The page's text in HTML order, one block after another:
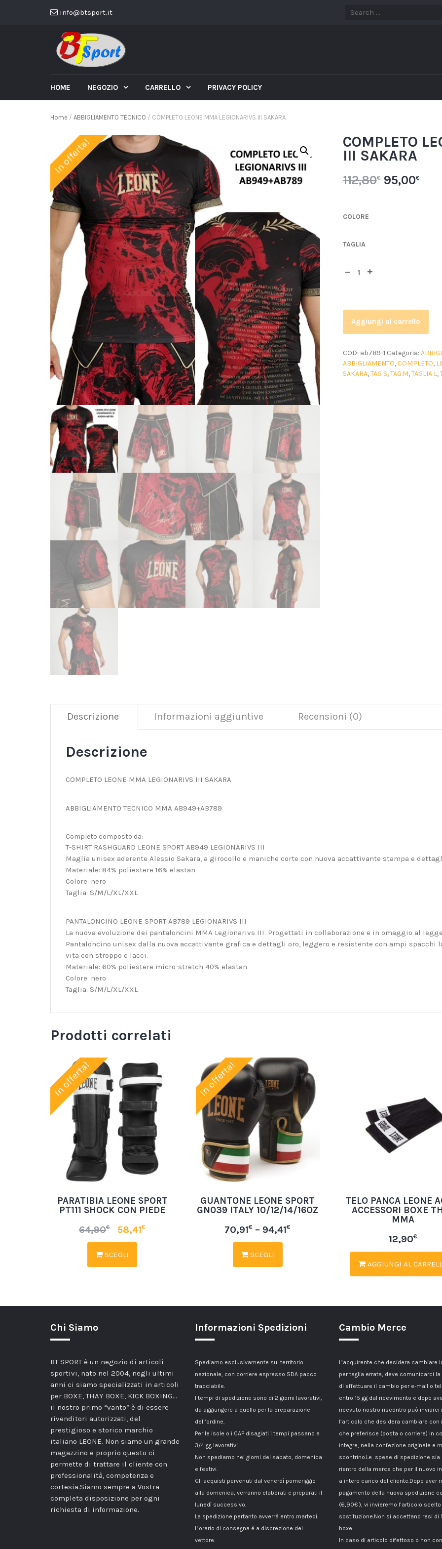
info@btsport.it
HOME NEGOZIO CARRELLO PRIVACY POLICY
Home / ABBIGLIAMENTO TECNICO / COMPLETO LEONE MMA LEGIONARIVS III SAKARA
In offerta! COMPLETO
III SAKARA
112,80€ 95,00€
COLORE
TAGLIA
Aggiungi al carrello
COD: ab789-1 Categoria:
ABBIGLIAMENTO,COMPLETO,
SAKARA,TAG S,TAG.M,TAGLIA L,
Descrizione Informazioni aggiuntive Recensioni (0)
Descrizione
COMPLETO LEONE MMA LEGIONARIVS III SAKARA
ABBIGLIAMENTO TECNICO MMA AB949+AB789
Completo composto da:
T-SHIRT RASHGUARD LEONE SPORT AB949 LEGIONARIVS III
Maglia unisex aderente Alessio Sakara, a girocollo e maniche corte con nuova accattivante stampa e
Materiale: 84% poliestere 16% elastan
Colore: nero
Taglia: S/M/L/XL/XXL
PANTALONCINO LEONE SPORT AB789 LEGIONARIVS III
La nuova evoluzione dei pantaloncini MMA Legionarivs III. Progettati in collaborazione e in omaggio al
Pantaloncino unisex dalla nuova accattivante grafica e dettagli oro, leggero e resistente con ampi spacchi
vita con stroppo e lacci.
Materiale: 60% poliestere micro-stretch 40% elastan
Colore: nero
Taglia: S/M/L/XL/XXL
Prodotti correlati
In offerta!
PARATIBIA LEONE SPORT
PT111 SHOCK CON PIEDE
64,90€ 58,41€
SCEGLI
In offerta!
GUANTONE LEONE SPORT
GN039 ITALY 10/12/14/16OZ
70,91€ – 94,41€
SCEGLI
TELO PANCA LEONE
ACCESSORI BOXE
MMA
12,90€
AGGIUNGI AL
Chi Siamo
BT SPORT è un negozio di articoli
sportivi, nato nel 2004, negli ultimi
anni ci siamo specializzati in articoli
per BOXE, THAY BOXE, KICK BOXING…
il nostro primo “vanto” è di essere
rivenditori autorizzati, del
prestigioso e storico marchio
italiano LEONE. Non siamo un grande
magazzino e proprio questo ci
permette di trattare il cliente con
professionalità, competenza e
cortesia.Siamo sempre a Vostra
completa disposizione per ogni
richiesta di informazione.
Informazioni Spedizioni
Spediamo esclusivamente sul territorio
nazionale, con corriere espresso SDA pacco
tracciabile.
I tempi di spedizione sono di 2 giorni lavorativi,
da aggiungere a quello per la preparazione
dell’ordine.
Per le isole o i CAP disagiati i tempi passano a
3/4 gg lavorativi.
Non spediamo nei giorni del sabato, domenica
e festivi.
Gli acquisti pervenuti dal venerdì pomeriggio
alla domenica, verranno elaborati e preparati il
lunedì successivo.
La spedizione pertanto avverrà entro martedì.
L’orario di consegna è a discrezione del
vettore.
Cambio Merce
L’acquirente che desidera cambiare
per taglia errata, deve comunicarci
di effettuare il cambio per e-mail o
entro 15 gg dal ricevimento e dopo
ricevuto nostro riscontro può inviarci
l’articolo che desidera cambiare con
che preferisce (posta o corriere) in
integre, nella confezione originale e
scontrino.Le spese di spedizione sia
rientro della merce che per il nuovo
a intero carico del cliente.Dopo aver
pagamento della nuova spedizione
(6,90€ ), vi invieremo l’articolo scelto
sostituzione.Non si accettano resi di
boxe.
In caso di articolo difettoso o non